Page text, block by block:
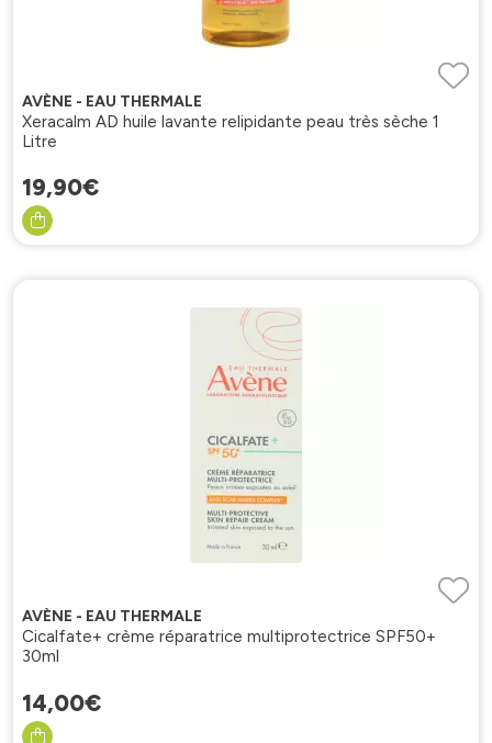
AVÈNE - EAU THERMALE
Xeracalm AD huile lavante relipidante peau très sèche 1
Litre
19,90€
AVÈNE - EAU THERMALE
Cicalfate+ crème réparatrice multiprotectrice SPF50+
30ml
14,00€